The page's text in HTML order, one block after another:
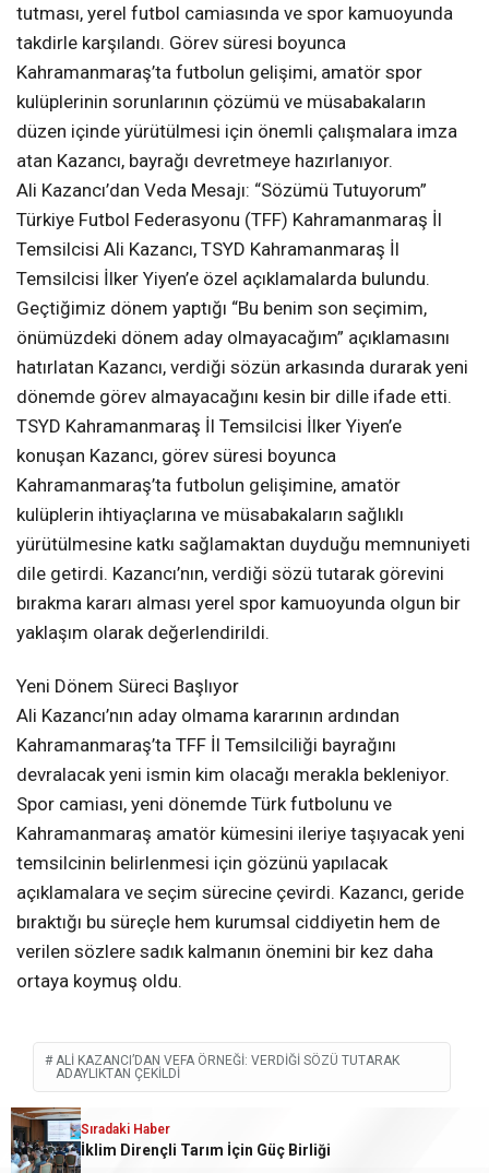
Sıradaki Haber
tutması, yerel futbol camiasında ve spor kamuoyunda
takdirle karşılandı. Görev süresi boyunca
Kahramanmaraş’ta futbolun gelişimi, amatör spor
kulüplerinin sorunlarının çözümü ve müsabakaların
düzen içinde yürütülmesi için önemli çalışmalara imza
atan Kazancı, bayrağı devretmeye hazırlanıyor.
Ali Kazancı’dan Veda Mesajı: “Sözümü Tutuyorum”
Türkiye Futbol Federasyonu (TFF) Kahramanmaraş İl
Temsilcisi Ali Kazancı, TSYD Kahramanmaraş İl
Temsilcisi İlker Yiyen’e özel açıklamalarda bulundu.
Geçtiğimiz dönem yaptığı “Bu benim son seçimim,
önümüzdeki dönem aday olmayacağım” açıklamasını
hatırlatan Kazancı, verdiği sözün arkasında durarak yeni
dönemde görev almayacağını kesin bir dille ifade etti.
TSYD Kahramanmaraş İl Temsilcisi İlker Yiyen’e
konuşan Kazancı, görev süresi boyunca
Kahramanmaraş’ta futbolun gelişimine, amatör
kulüplerin ihtiyaçlarına ve müsabakaların sağlıklı
yürütülmesine katkı sağlamaktan duyduğu memnuniyeti
dile getirdi. Kazancı’nın, verdiği sözü tutarak görevini
bırakma kararı alması yerel spor kamuoyunda olgun bir
yaklaşım olarak değerlendirildi.
Yeni Dönem Süreci Başlıyor
Ali Kazancı’nın aday olmama kararının ardından
Kahramanmaraş’ta TFF İl Temsilciliği bayrağını
devralacak yeni ismin kim olacağı merakla bekleniyor.
Spor camiası, yeni dönemde Türk futbolunu ve
Kahramanmaraş amatör kümesini ileriye taşıyacak yeni
temsilcinin belirlenmesi için gözünü yapılacak
açıklamalara ve seçim sürecine çevirdi. Kazancı, geride
bıraktığı bu süreçle hem kurumsal ciddiyetin hem de
verilen sözlere sadık kalmanın önemini bir kez daha
ortaya koymuş oldu.
ALI KAZANCI’DAN VEFA ÖRNEĞI: VERDIĞI SÖZÜ TUTARAK
ADAYLIKTAN ÇEKILDI
Sıradaki Haber
İklim Dirençli Tarım İçin Güç Birliği